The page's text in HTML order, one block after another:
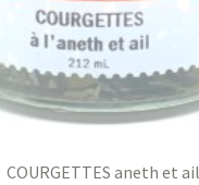
COURGETTES aneth et ail